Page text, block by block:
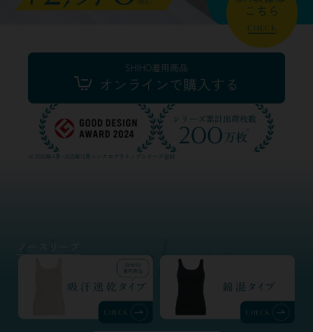
SHIHO着用商品
オンラインで購入する
※ 2020年4月~2025年12月シンクロブラトップシリーズ合計
ノースリーブ